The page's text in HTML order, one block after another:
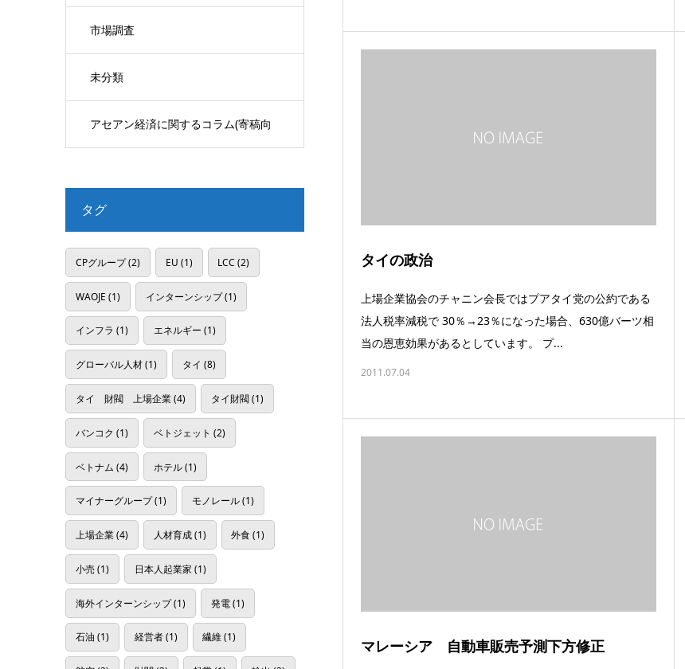
市場調査
未分類
アセアン経済に関するコラム(寄稿向
タイの政治
上場企業協会のチャニン会長ではプアタイ党の公約である
法人税率減税で 30％→23％になった場合、630億バーツ相
当の恩恵効果があるとしています。 プ...
2011.07.04
マレーシア 自動車販売予測下方修正
タグ
CPグループ(2) EU (1) LCC (2)
WAOJE (1) インターンシップ(1)
インフラ (1) エネルギー (1)
グローバル人材(1) タイ (8)
タイ 財閥 上場企業(4) タイ財閥(1)
バンコク (1) ベトジェット (2)
ベトナム (4) ホテル(1)
マイナーグループ(1) モノレール(1)
上場企業(4) 人材育成(1) 外食(1)
小売(1) 日本人起業家 (1)
海外インターンシップ(1) 発電(1)
石油 (1) 経営者(1) 繊維(1)